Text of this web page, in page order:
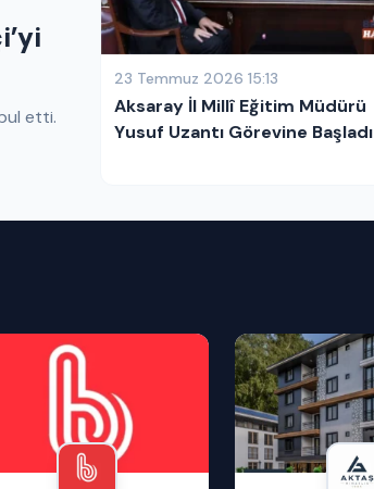
etti.
23 Temmuz 2026 15:13
Aksaray İl Millî Eğitim Müdürü
Yusuf Uzantı Görevine Başladı